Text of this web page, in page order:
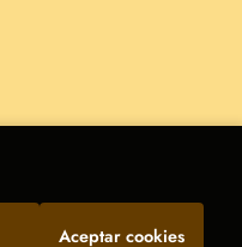
Aceptar cookies